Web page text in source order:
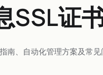
SSL证
南、自动化管理方案及常见